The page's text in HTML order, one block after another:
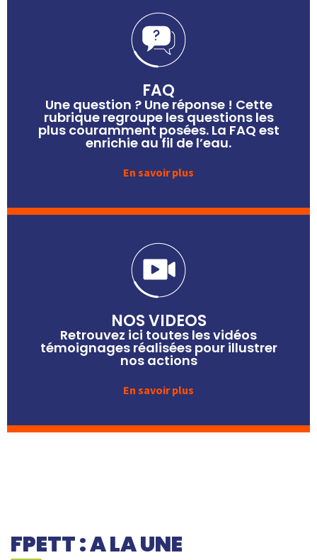
FAQ
Une question ? Une réponse ! Cette
rubrique regroupe les questions les
plus couramment posées. La FAQ est
enrichie au fil de l’eau.
En savoir plus
NOS VIDEOS
Retrouvez ici toutes les vidéos
témoignages réalisées pour illustrer
nos actions
En savoir plus
FPETT : A LA UNE